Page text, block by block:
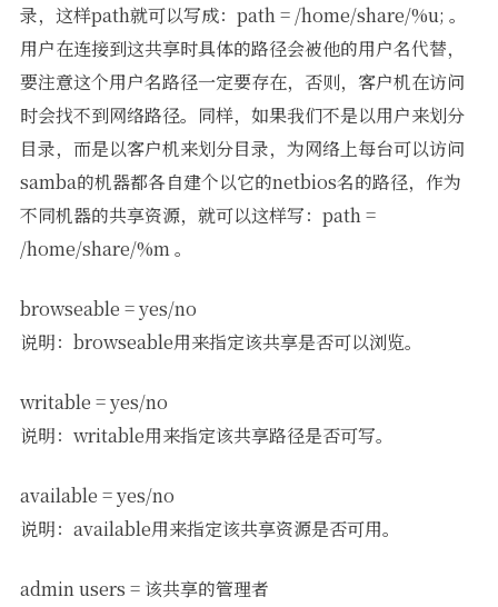
录，这样path就可以写成：path = /home/share/%u; 。
用户在连接到这共享时具体的路径会被他的用户名代替，
要注意这个用户名路径一定要存在，否则，客户机在访问
时会找不到网络路径。同样，如果我们不是以用户来划分
目录，而是以客户机来划分目录，为网络上每台可以访问
samba的机器都各自建个以它的netbios名的路径，作为
不同机器的共享资源，就可以这样写：path =
/home/share/%m 。
browseable = yes/no
说明：browseable用来指定该共享是否可以浏览。
writable = yes/no
说明：writable用来指定该共享路径是否可写。
available = yes/no
说明：available用来指定该共享资源是否可用。
admin users = 该共享的管理者